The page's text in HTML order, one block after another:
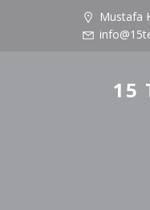
Mustafa
15